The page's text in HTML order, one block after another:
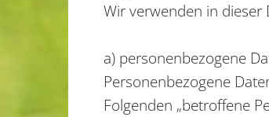
Wir verwenden in
a) personenbezogene
Personenbezogene
Folgenden „betroffene